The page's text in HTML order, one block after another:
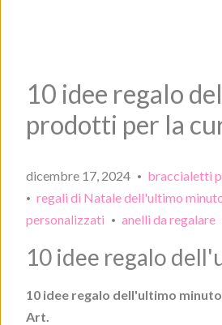
10 idee regalo
prodotti per la
dicembre 17, 2024 • braccialetti
• regali di Natale dell'ultimo
personalizzati
• anelli da regalare
10 idee regalo
10 idee regalo dell'ultimo
Art.